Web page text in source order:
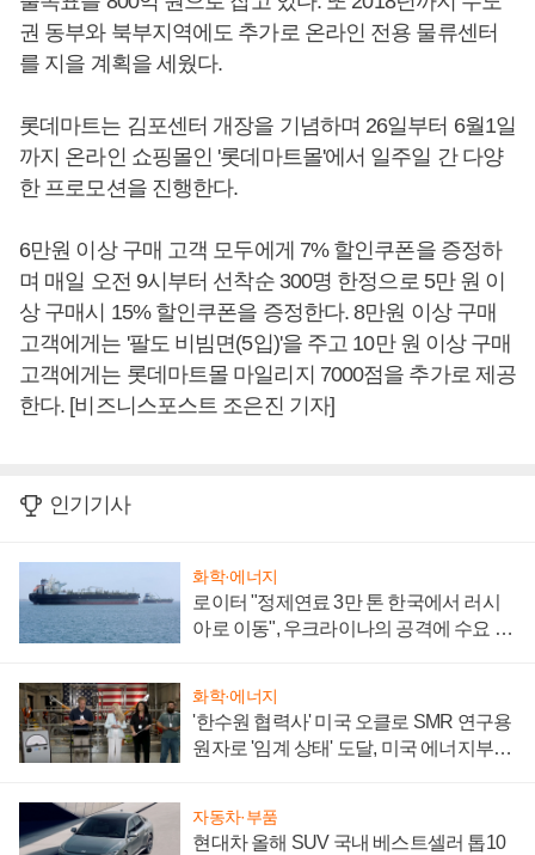
권 동부와 북부지역에도 추가로 온라인 전용 물류센터
를 지을 계획을 세웠다.
롯데마트는 김포센터 개장을 기념하며 26일부터 6월1일
까지 온라인 쇼핑몰인 '롯데마트몰'에서 일주일 간 다양
한 프로모션을 진행한다.
6만원 이상 구매 고객 모두에게 7% 할인쿠폰을 증정하
며 매일 오전 9시부터 선착순 300명 한정으로 5만 원 이
상 구매시 15% 할인쿠폰을 증정한다. 8만원 이상 구매
고객에게는 '팔도 비빔면(5입)'을 주고 10만 원 이상 구매
고객에게는 롯데마트몰 마일리지 7000점을 추가로 제공
한다. [비즈니스포스트 조은진 기자]
인기기사
화학·에너지
로이터 "정제연료 3만 톤 한국에서 러시
아로 이동", 우크라이나의 공격에 수요 늘
화학·에너지
'한수원 협력사' 미국 오클로 SMR 연구용
원자로 '임계 상태' 도달, 미국 에너지부
자동차·부품
현대차 올해 SUV 국내 베스트셀러 톱10